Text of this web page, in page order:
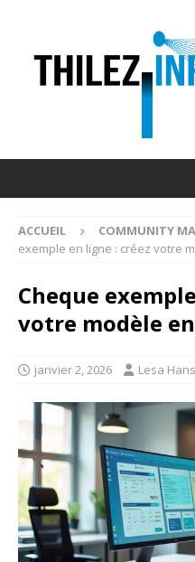
ACCUEIL COMMUNITY
exemple en ligne : créez votre
Cheque
votre modèle
janvier 2, 2026 Lesa